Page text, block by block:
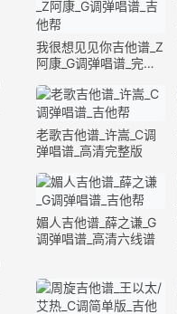
我很想见见你吉他谱_Z
阿康_G调弹唱谱_完整
老歌吉他谱_许嵩_C调
弹唱谱_高清完整版
媚人吉他谱_薛之谦_G
调弹唱谱_高清六线谱